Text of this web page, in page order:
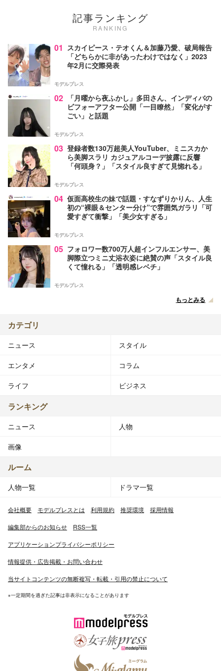
記事ランキング
RANKING
01
スカイピース・テオくん＆加藤乃愛、破局報告
「どちらかに非があったわけではなく」2023
年2月に交際発表
モデルプレス
02
「月曜から夜ふかし」多田さん、インディバの
ビフォーアフター公開「一目瞭然」「変化がす
ごい」と話題
モデルプレス
03 登録者数130万超美人YouTuber、ミニスカか
ら美脚スラリ カジュアルコーデ披露に反響
「何頭身？」「スタイル良すぎて見惚れる」
モデルプレス
04 仮面高校生の妹で話題・すなずりかりん、人生
初の“裸眼＆センター分け”で雰囲気ガラリ「可
愛すぎて衝撃」「美少女すぎる」
モデルプレス
05 フォロワー数700万人超インフルエンサー、美
脚際立つミニ丈浴衣姿に絶賛の声「スタイル良
くて憧れる」「透明感レベチ」
モデルプレス
もっとみる
カテゴリ
ニュース スタイル
エンタメ コラム
ライフ ビジネス
ランキング
ニュース 人物
画像
ルーム
人物一覧 ドラマ一覧
会社概要 モデルプレスとは 利用規約 推奨環境 採用情報
編集部からのお知らせ RSS一覧
アプリケーションプライバシーポリシー
情報提供・広告掲載・お問い合わせ
当サイトコンテンツの無断複写・転載・引用の禁止について
※一定期間を過ぎた記事は非表示になることがあります